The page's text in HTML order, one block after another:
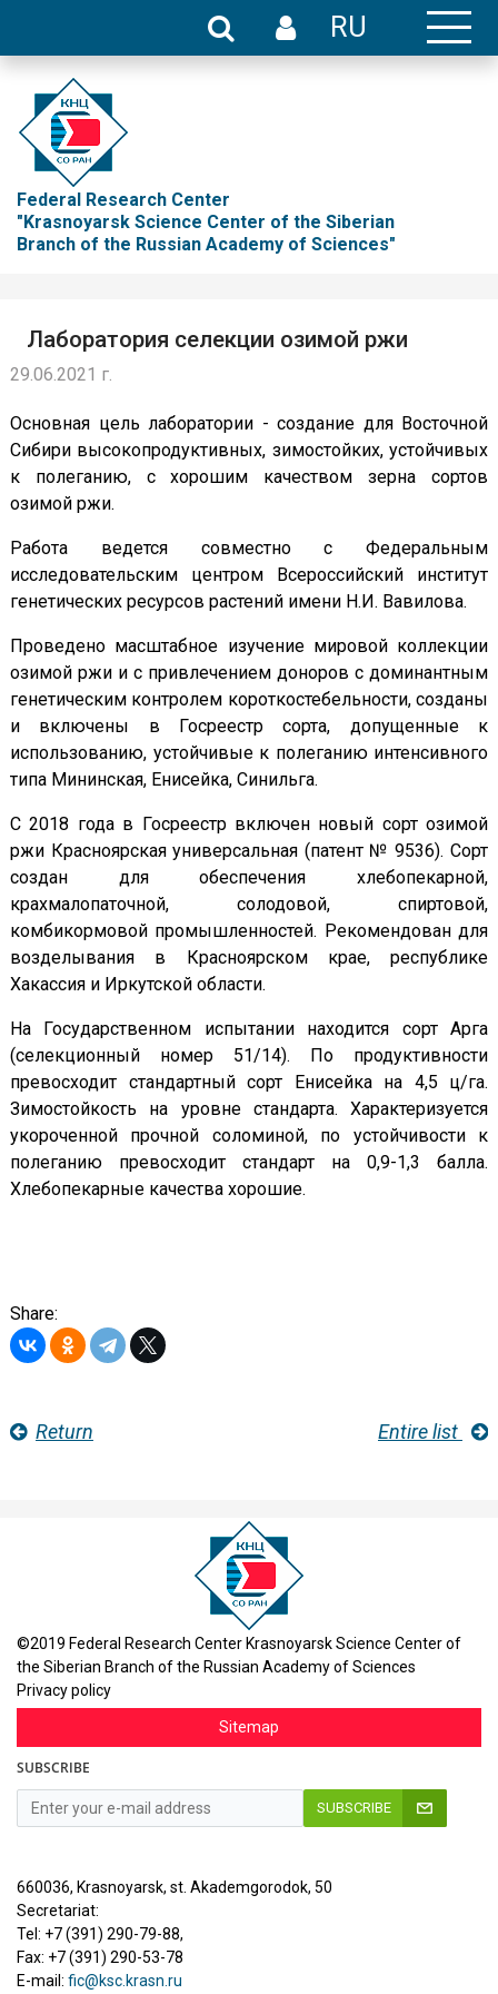
RU
Federal Research Center
"Krasnoyarsk Science Center of the Siberian
Branch of the Russian Academy of Sciences"
Лаборатория селекции озимой ржи
29.06.2021 г.
Основная цель лаборатории - создание для Восточной
Сибири высокопродуктивных, зимостойких, устойчивых
к полеганию, с хорошим качеством зерна сортов
озимой ржи.
Работа ведется совместно с Федеральным
исследовательским центром Всероссийский институт
генетических ресурсов растений имени Н.И. Вавилова.
Проведено масштабное изучение мировой коллекции
озимой ржи и с привлечением доноров с доминантным
генетическим контролем короткостебельности, созданы
и включены в Госреестр сорта, допущенные к
использованию, устойчивые к полеганию интенсивного
типа Мининская, Енисейка, Синильга.
C 2018 года в Госреестр включен новый сорт озимой
ржи Красноярская универсальная (патент № 9536). Сорт
создан для обеспечения хлебопекарной,
крахмалопаточной, солодовой, спиртовой,
комбикормовой промышленностей. Рекомендован для
возделывания в Красноярском крае, республике
Хакассия и Иркутской области.
На Государственном испытании находится сорт Арга
(селекционный номер 51/14). По продуктивности
превосходит стандартный сорт Енисейка на 4,5 ц/га.
Зимостойкость на уровне стандарта. Характеризуется
укороченной прочной соломиной, по устойчивости к
полеганию превосходит стандарт на 0,9-1,3 балла.
Хлебопекарные качества хорошие.
Share:
Return Entire list
©2019 Federal Research Center Krasnoyarsk Science Center of
the Siberian Branch of the Russian Academy of Sciences
Privacy policy
Sitemap
SUBSCRIBE
SUBSCRIBE
660036, Krasnoyarsk, st. Akademgorodok, 50
Secretariat:
Tel: +7 (391) 290-79-88,
Fax: +7 (391) 290-53-78
E-mail: fic@ksc.krasn.ru